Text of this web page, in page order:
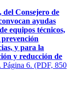
del Consejero de
ayudas
equipos técnicos,
y para la
y reducción de
. Página 6. (PDF, 850